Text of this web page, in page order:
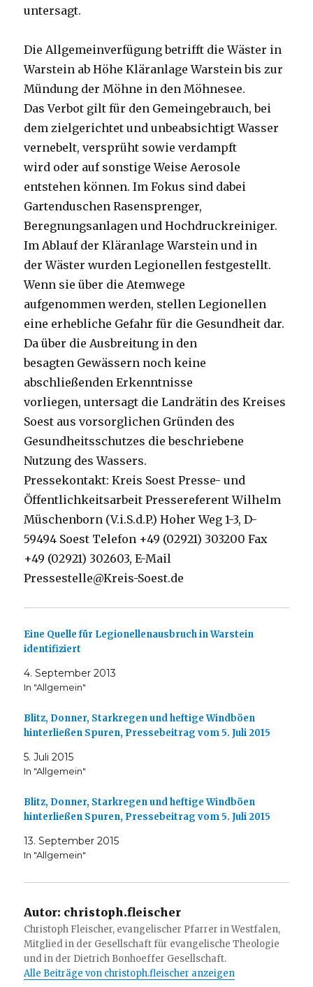
untersagt.
DieAllgemeinverfügung betrifft die Wäster in
Warstein ab HöheKläranlage Warstein bis zur
Mündung der Möhne in den Möhnesee.
DasVerbot gilt für den Gemeingebrauch, bei
dem zielgerichtet undunbeabsichtigt Wasser
vernebelt, versprüht sowie verdampft
wird oder auf sonstige Weise Aerosole
entstehen können. Im Fokus sind dabei
Gartenduschen Rasensprenger,
Beregnungsanlagen undHochdruckreiniger.
Im Ablauf der Kläranlage Warstein und in
derWäster wurden Legionellen festgestellt.
Wenn sie über die Atemwege
aufgenommen werden, stellen Legionellen
eine erhebliche Gefahr für die Gesundheit dar.
Da über die Ausbreitung in den
besagten Gewässern noch keine
abschließenden Erkenntnisse
vorliegen,untersagt die Landrätin des Kreises
Soest aus vorsorglichen Gründen des
Gesundheitsschutzes die beschriebene
Nutzung des Wassers.
Pressekontakt: Kreis Soest Presse- und
ÖffentlichkeitsarbeitPressereferent Wilhelm
Müschenborn (V.i.S.d.P.) Hoher Weg 1-3,D-
59494 Soest Telefon +49 (02921) 303200 Fax
+49 (02921) 302603,E-Mail
Pressestelle@Kreis-Soest.de
Eine Quelle für Legionellenausbruch in Warstein
identifiziert
4. September 2013
In "Allgemein"
Blitz, Donner, Starkregen und heftige Windböen
hinterließen Spuren, Pressebeitrag vom 5. Juli 2015
5. Juli 2015
In "Allgemein"
Blitz, Donner, Starkregen und heftige Windböen
hinterließen Spuren, Pressebeitrag vom 5. Juli 2015
13. September 2015
In "Allgemein"
Autor: christoph.fleischer
Christoph Fleischer, evangelischer Pfarrer in Westfalen,
Mitglied in der Gesellschaft für evangelische Theologie
und in der Dietrich Bonhoeffer Gesellschaft.
Alle Beiträge von christoph.fleischer anzeigen